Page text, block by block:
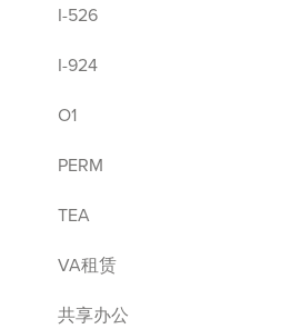
I-526
I-924
O1
PERM
TEA
VA租赁
共享办公